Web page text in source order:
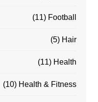
Football
(11)
Hair
(5)
Health
(11)
Health & Fitness
(10)